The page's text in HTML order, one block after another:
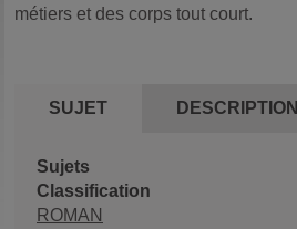
métiers et des corps tout court.
SUJET DESCRIPTION
Sujets
Classification
ROMAN